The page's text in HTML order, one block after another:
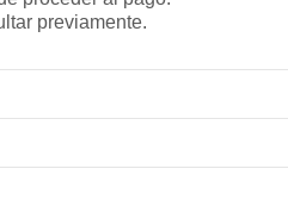
previamente.